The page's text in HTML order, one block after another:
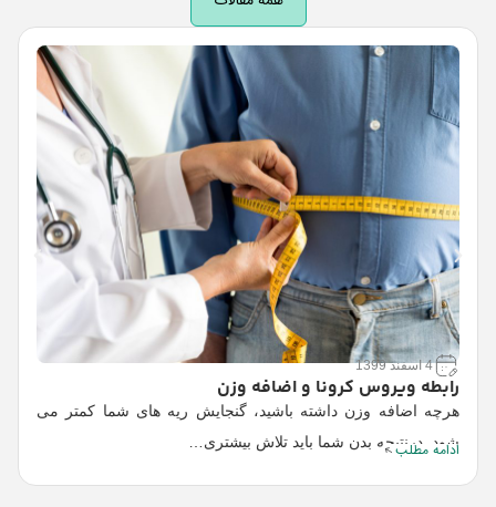
رابطه ویروس کرونا و اضافه وزن
هرچه اضافه وزن داشته باشید، گنجایش ریه های شما کمتر می
شود. درنتیجه بدن شما باید تلاش بیشتری…
ادامه مطلب